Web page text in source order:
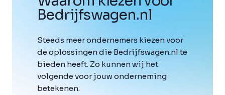
Bedrijfswagen.nl
Steeds meer ondernemers kiezen voor
de oplossingen die Bedrijfswagen.nl te
bieden heeft. Zo kunnen wij het
volgende voor jouw onderneming
betekenen.